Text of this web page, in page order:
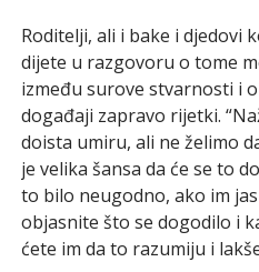
Roditelji, ali i bake i djedovi
dijete u razgovoru o tome
između surove stvarnosti i
događaji zapravo rijetki.
doista umiru, ali ne želimo
je velika šansa da će se to
to bilo neugodno, ako im
objasnite što se dogodilo i
ćete im da to razumiju i